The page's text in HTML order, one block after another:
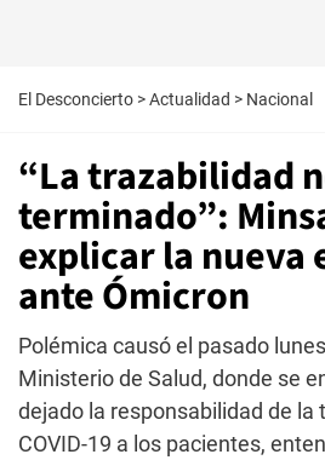
El Desconcierto >Actualidad > Nacional
“La trazabilidad
terminado”:
explicar la nueva
ante Ómicron
Polémica causó el pasado
Ministerio de Salud, donde se
dejado la responsabilidad de la
COVID-19 a los pacientes,